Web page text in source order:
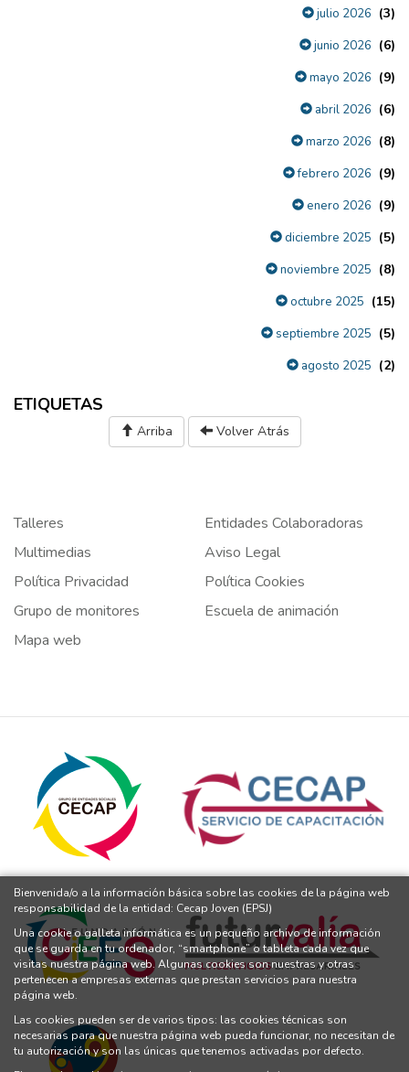
julio 2026 (3)
junio 2026 (6)
mayo 2026 (9)
abril 2026 (6)
marzo 2026 (8)
febrero 2026 (9)
enero 2026 (9)
diciembre 2025 (5)
noviembre 2025 (8)
octubre 2025 (15)
septiembre 2025 (5)
agosto 2025 (2)
ETIQUETAS
Arriba Volver Atrás
Talleres
Entidades Colaboradoras
Multimedias
Aviso Legal
Política Privacidad
Política Cookies
Grupo de monitores
Escuela de animación
Mapa web
Bienvenida/o a la información básica sobre las cookies de la página web
responsabilidad de la entidad: Cecap Joven (EPSJ)
Una cookie o galleta informática es un pequeño archivo de información
que se guarda en tu ordenador, “smartphone” o tableta cada vez que
visitas nuestra página web. Algunas cookies son nuestras y otras
pertenecen a empresas externas que prestan servicios para nuestra
página web.
Las cookies pueden ser de varios tipos: las cookies técnicas son
necesarias para que nuestra página web pueda funcionar, no necesitan de
tu autorización y son las únicas que tenemos activadas por defecto.